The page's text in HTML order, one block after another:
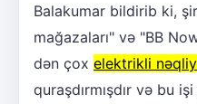
Balakumar bildirib ki,
mağazaları" və "BB
dən çox elektrikli
quraşdırmışdır və bu